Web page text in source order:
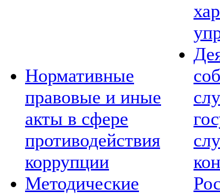
Нормативные
правовые и иные
акты в сфере
противодействия
коррупции
Методические